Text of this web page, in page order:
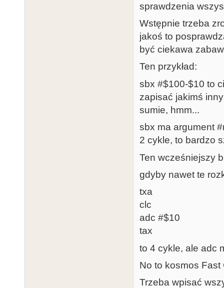
sprawdzenia
Wstępnie trzeba
jakoś to
być ciekawa
Ten przykład:
sbx #$100-$10 to
zapisać jakimś
sumie, hmm...
sbx ma argument
2 cykle, to bardzo
Ten wcześniejszy
gdyby nawet te
txa
clc
adc #$10
tax
to 4 cykle, ale adc
No to kosmos Fast
Trzeba wpisać